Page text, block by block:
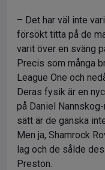
– Det har väl inte
försökt titta på de
varit över en sväng
Precis som många
League One och
Deras fysik är en
på Daniel
sätt är de ganska
Men ja, Shamrock
lag och de sålde
Preston.